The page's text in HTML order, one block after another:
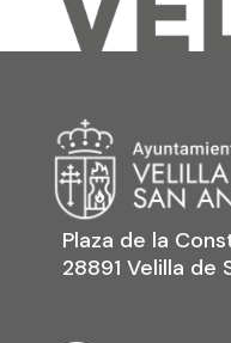
Plaza de la
28891 Velilla de